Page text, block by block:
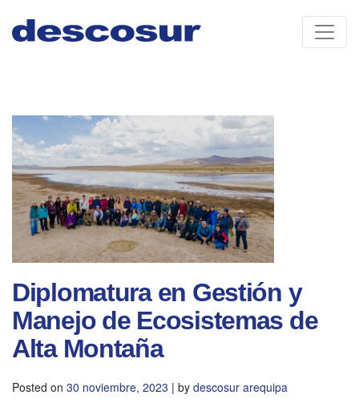
content
Diplomatura en Gestión y
Manejo de Ecosistemas de
Alta Montaña
Posted on 30 noviembre, 2023 | by descosur arequipa